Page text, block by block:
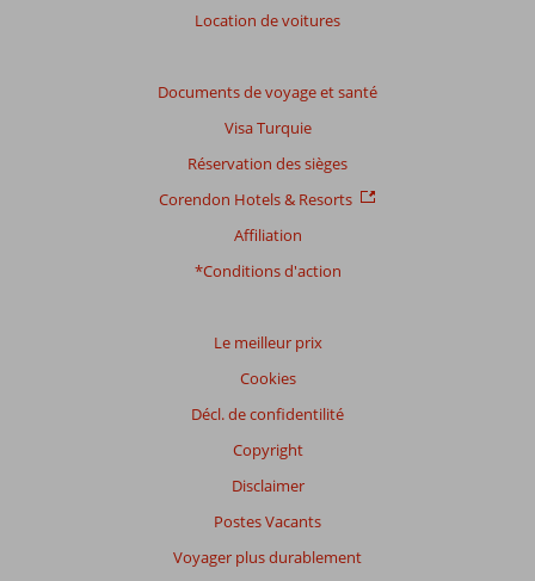
Location de voitures
Documents de voyage et santé
Visa Turquie
Réservation des sièges
Corendon Hotels & Resorts
Affiliation
*Conditions d'action
Le meilleur prix
Cookies
Décl. de confidentilité
Copyright
Disclaimer
Postes Vacants
Voyager plus durablement